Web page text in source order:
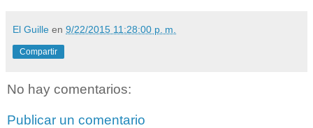
El Guille en 9/22/2015 11:28:00 p. m.
Compartir
No hay comentarios:
Publicar un comentario